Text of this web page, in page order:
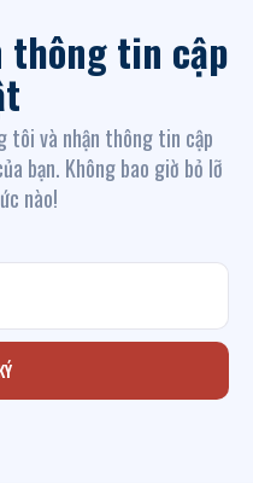
thông tin cập
tôi và nhận thông tin cập
bạn. Không bao giờ bỏ lỡ
nào!